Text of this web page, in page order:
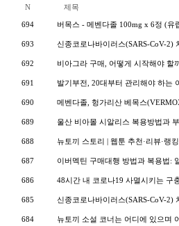
N 제목
694 버목스 - 메벤다졸 100mg x 6정 (유
693 신종코로나바이러스(SARS-CoV-2)
692 비아그라 구매, 어떻게 시작해야 할
691 발기부전, 20대부터 관리해야 하는
690 메벤다졸, 헝가리산 베목스
689 울산 비아몰 시알리스 복용방법과
688 뉴토끼 스토리 | 웹툰 추천·리뷰·랭킹
687 이버멕틴 구매대행 방법과 복용법:
686 48시간 내 코로나19 사멸시키는 구
685 신종코로나바이러스(SARS-CoV-2)
684 뉴토끼 소설 코너는 어디에 있으며